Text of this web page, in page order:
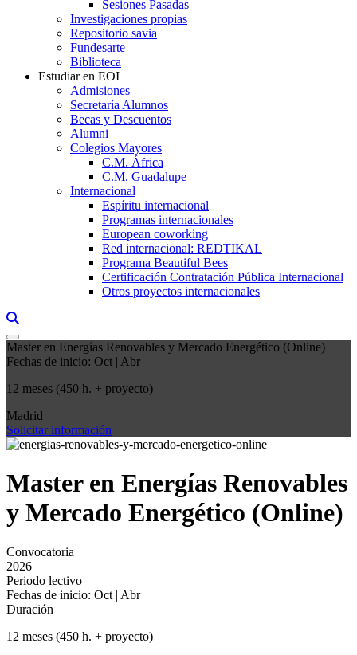
Sesiones Pasadas
Investigaciones propias
Repositorio savia
Fundesarte
Biblioteca
Estudiar en EOI
Admisiones
Secretaría Alumnos
Becas y Descuentos
Alumni
Colegios Mayores
C.M. África
C.M. Guadalupe
Internacional
Espíritu internacional
Programas internacionales
European coworking
Red internacional: REDTIKAL
Programa Beautiful Bees
Certificación Contratación Pública Internacional
Otros proyectos internacionales
Master en Energías Renovables y Mercado Energético (Online)
Fechas de inicio: Oct | Abr
12 meses (450 h. + proyecto)
Madrid
Solicitar información
Master en Energías Renovables
y Mercado Energético (Online)
Convocatoria
2026
Periodo lectivo
Fechas de inicio: Oct | Abr
Duración
12 meses (450 h. + proyecto)